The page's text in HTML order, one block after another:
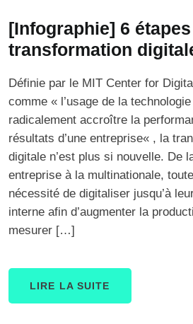
[Infographie] 6
transformation
Définie par le MIT Center for
comme « l’usage de la
radicalement accroître la
résultats d’une entreprise« , la
digitale n’est plus si nouvelle. De
entreprise à la multinationale,
nécessité de digitaliser jusqu’à
interne afin d’augmenter la
mesurer […]
LIRE LA SUITE